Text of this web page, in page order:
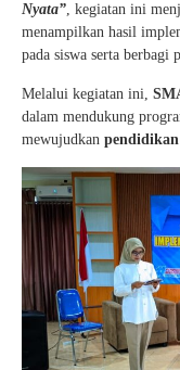
Nyata”, kegiatan ini
menampilkan hasil
pada siswa serta
Melalui kegiatan ini,
dalam mendukung
mewujudkan